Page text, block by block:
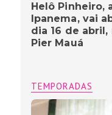
Helô Pinheiro,
Ipanema, vai
dia 16 de abril,
Pier Mauá
TEMPORADAS